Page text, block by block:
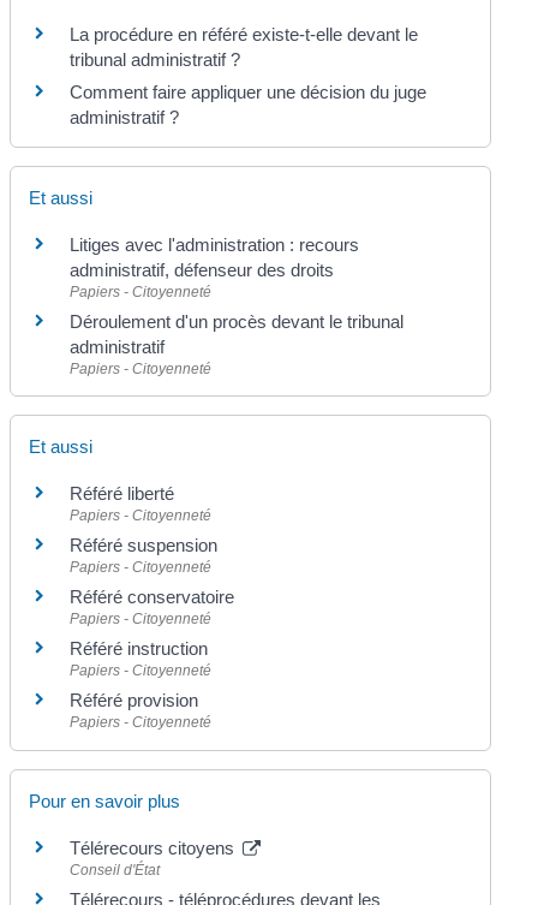
La procédure en référé existe-t-elle devant le
tribunal administratif ?
Comment faire appliquer une décision du juge
administratif ?
Et aussi
Litiges avec l'administration : recours
administratif, défenseur des droits
Papiers - Citoyenneté
Déroulement d'un procès devant le tribunal
administratif
Papiers - Citoyenneté
Et aussi
Référé liberté
Papiers - Citoyenneté
Référé suspension
Papiers - Citoyenneté
Référé conservatoire
Papiers - Citoyenneté
Référé instruction
Papiers - Citoyenneté
Référé provision
Papiers - Citoyenneté
Pour en savoir plus
Télérecours citoyens
Conseil d'État
Télérecours - téléprocédures devant les